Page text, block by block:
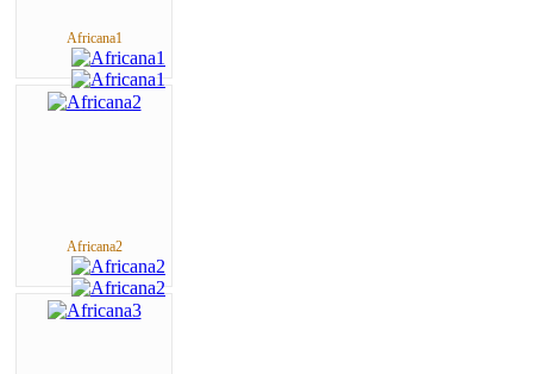
Africana1
Africana2